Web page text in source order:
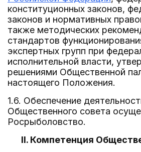
конституционных законов,
законов и нормативных
также методических
стандартов
экспертных групп при
исполнительной власти,
решениями Общественной
настоящего Положения.
1.6. Обеспечение
Общественного совета
Росрыболовство.
II. Компетенция